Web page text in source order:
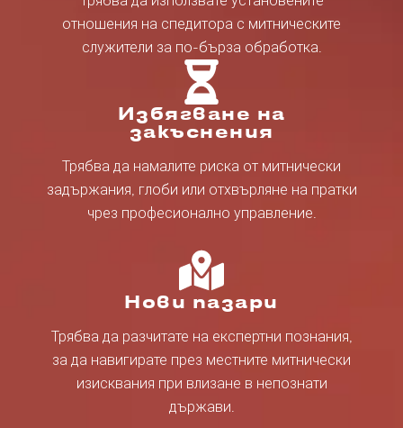
отношения на спедитора с митническите
служители за по-бърза обработка.
Избягване на
закъснения
Трябва да намалите риска от митнически
задържания, глоби или отхвърляне на пратки
чрез професионално управление.
Нови пазари
Трябва да разчитате на експертни познания,
за да навигирате през местните митнически
изисквания при влизане в непознати
държави.